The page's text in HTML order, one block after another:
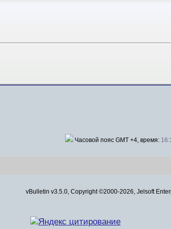
Часовой пояс GMT +4, время:
vBulletin v3.5.0, Copyright ©2000-2026, Jelsoft